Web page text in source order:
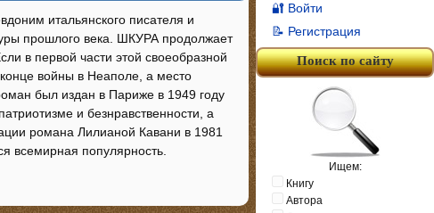
итальянского писателя и
прошлого века. ШКУРА продолжает
в первой части этой своеобразной
войны в Неаполе, а место
был издан в Париже в 1949 году
и безнравственности, а
романа Лилианой Кавани в 1981
всемирная популярность.
🔐 Войти
📝 Регистрация
Поиск по сайту
Ищем:
Книгу
Автора